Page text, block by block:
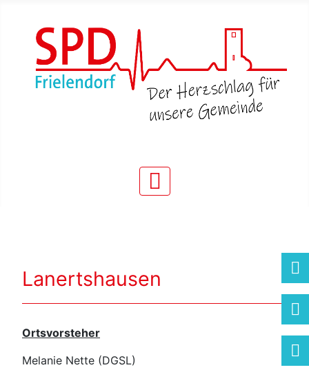
Lanertshausen
Ortsvorsteher
Melanie Nette (DGSL)